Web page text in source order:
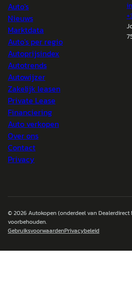
Auto's
Nieuws
Marktdata
Auto's per regio
Autoprijsindex
Autotrends
Autowijzer
Zakelijk leasen
Private Lease
Financiering
Auto verkopen
Over ons
Contact
Privacy
© 2026Autokopen(onderdeel van Dealerdirect
voorbehouden.
GebruiksvoorwaardenPrivacybeleid